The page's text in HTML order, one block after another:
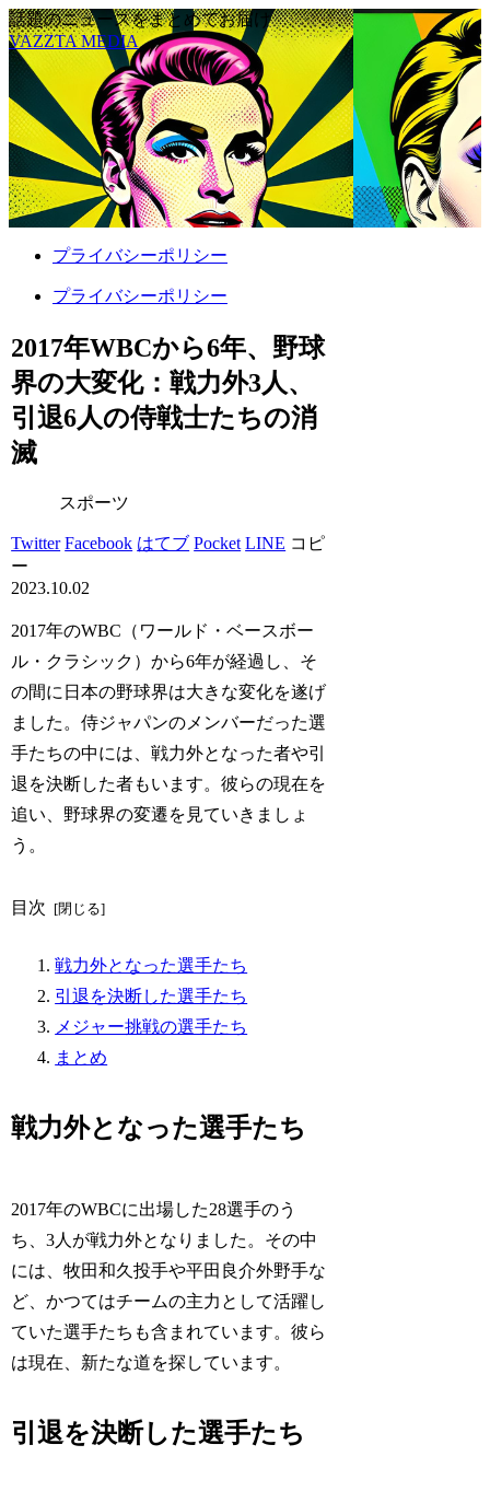
話題のニュースをまとめてお届け
VAZZTA MEDIA
プライバシーポリシー
プライバシーポリシー
2017年WBCから6年、野球
界の大変化：戦力外3人、
引退6人の侍戦士たちの消
滅
スポーツ
Twitter Facebook はてブ Pocket LINE コピ
ー
2023.10.02
2017年のWBC（ワールド・ベースボー
ル・クラシック）から6年が経過し、そ
の間に日本の野球界は大きな変化を遂げ
ました。侍ジャパンのメンバーだった選
手たちの中には、戦力外となった者や引
退を決断した者もいます。彼らの現在を
追い、野球界の変遷を見ていきましょ
う。
目次
戦力外となった選手たち
引退を決断した選手たち
メジャー挑戦の選手たち
まとめ
戦力外となった選手たち
2017年のWBCに出場した28選手のう
ち、3人が戦力外となりました。その中
には、牧田和久投手や平田良介外野手な
ど、かつてはチームの主力として活躍し
ていた選手たちも含まれています。彼ら
は現在、新たな道を探しています。
引退を決断した選手たち